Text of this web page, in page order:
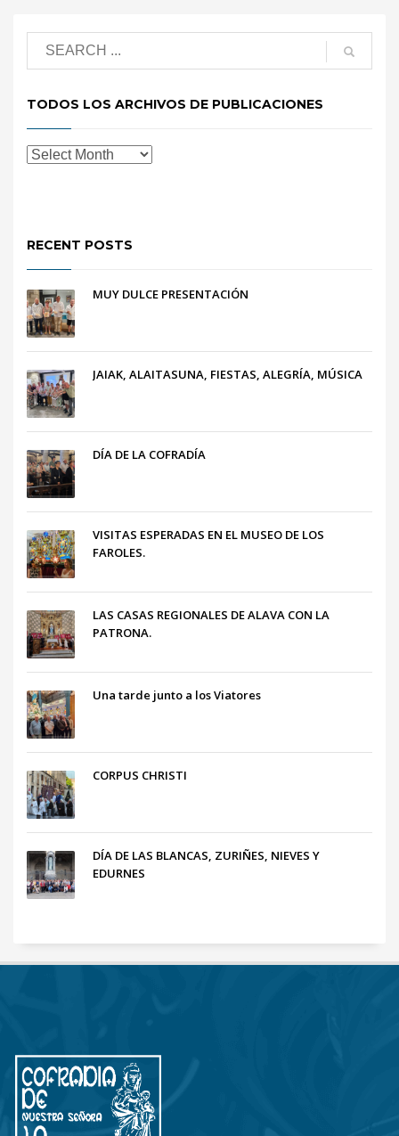
TODOS LOS ARCHIVOS DE PUBLICACIONES
RECENT POSTS
MUY DULCE PRESENTACIÓN
JAIAK, ALAITASUNA, FIESTAS, ALEGRÍA, MÚSICA
DÍA DE LA COFRADÍA
VISITAS ESPERADAS EN EL MUSEO DE LOS
FAROLES.
LAS CASAS REGIONALES DE ALAVA CON LA
PATRONA.
Una tarde junto a los Viatores
CORPUS CHRISTI
DÍA DE LAS BLANCAS, ZURIÑES, NIEVES Y
EDURNES